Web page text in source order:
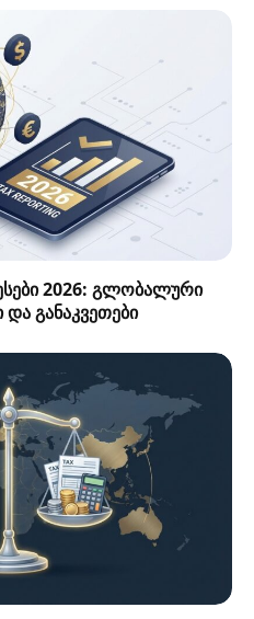
2026: გლობალური
განაკვეთები